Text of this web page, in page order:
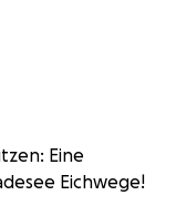
Eine
Eichwege!